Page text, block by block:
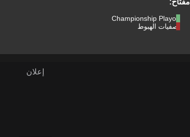
مفتاح:
Championship Playoff
تصفيات الهبوط